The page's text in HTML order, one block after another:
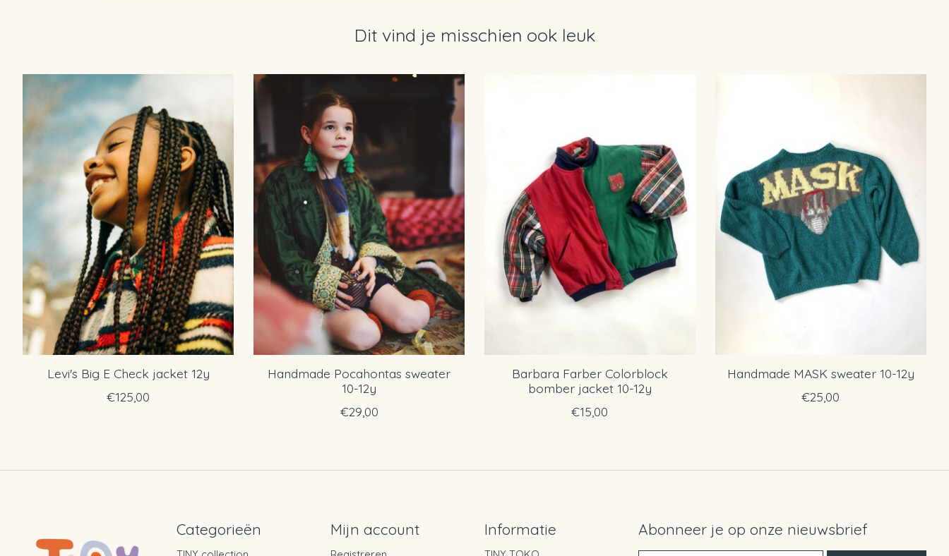
Dit vind je misschien ook leuk
Items van productcarrousel
Levi's Big E Check jacket 12y
€125,00
Handmade Pocahontas sweater
10-12y
€29,00
Barbara Farber Colorblock
bomber jacket 10-12y
€15,00
Handmade MASK sweater 10-12y
€25,00
Categorieën Mijn account Informatie Abonneer je op onze nieuwsbrief